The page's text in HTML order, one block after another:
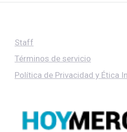
Staff
Términos de servicio
Política de Privacidad y Ética